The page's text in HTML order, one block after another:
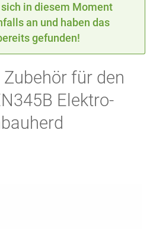
in diesem Moment
an und haben das
gefunden!
für den
Elektro-